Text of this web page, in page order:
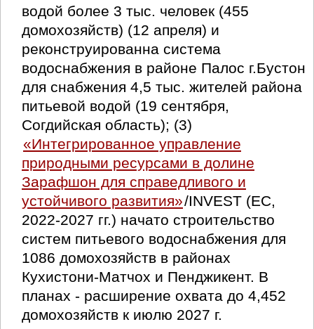
водой более 3 тыс. человек (455
домохозяйств) (12 апреля) и
реконструированна система
водоснабжения в районе Палос г.Бустон
для снабжения 4,5 тыс. жителей района
питьевой водой (19 сентября,
Согдийская область); (3)
«Интегрированное управление
природными ресурсами в долине
Зарафшон для справедливого и
устойчивого развития»/INVEST (ЕС,
2022-2027 гг.) начато строительство
систем питьевого водоснабжения для
1086 домохозяйств в районах
Кухистони-Матчох и Пенджикент. В
планах - расширение охвата до 4,452
домохозяйств к июлю 2027 г.